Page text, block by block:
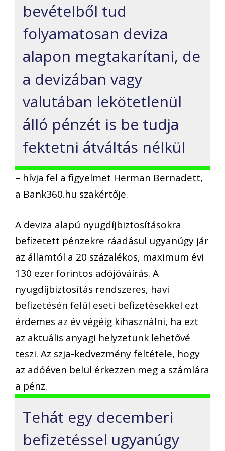
bevételből tud
folyamatosan deviza
alapon megtakarítani, de
a devizában vagy
valutában lekötetlenül
álló pénzét is be tudja
fektetni átváltás nélkül
– hívja fel a figyelmet Herman Bernadett,
a Bank360.hu szakértője.
A deviza alapú nyugdíjbiztosításokra
befizetett pénzekre ráadásul ugyanúgy jár
az államtól a 20 százalékos, maximum évi
130 ezer forintos adójóváírás. A
nyugdíjbiztosítás rendszeres, havi
befizetésén felül eseti befizetésekkel ezt
érdemes az év végéig kihasználni, ha ezt
az aktuális anyagi helyzetünk lehetővé
teszi. Az szja-kedvezmény feltétele, hogy
az adóéven belül érkezzen meg a számlára
a pénz.
Tehát egy decemberi
befizetéssel ugyanúgy